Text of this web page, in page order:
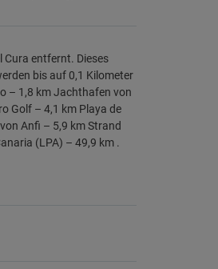
Cura entfernt. Dieses
bis auf 0,1 Kilometer
– 1,8 km Jachthafen von
Golf – 4,1 km Playa de
Anfi – 5,9 km Strand
(LPA) – 49,9 km .